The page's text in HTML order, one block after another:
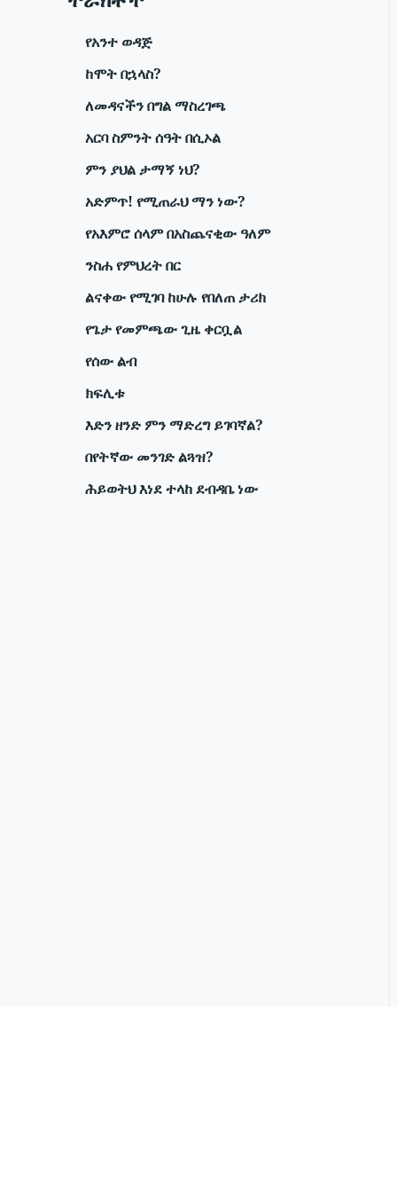
የአንተ ወዳጅ
ከሞት በኋላስ?
ለመዳናችን በግል ማስረገጫ
አርባ ስምንት ሰዓት በሲኦል
ምን ያህል ታማኝ ነህ?
አድምጥ! የሚጠራህ ማን ነው?
የአእምሮ ሰላም በአስጨናቂው ዓለም
ንስሐ የምህረት በር
ልናቀው የሚገባ ከሁሉ የበለጠ ታሪክ
የጌታ የመምጫው ጊዜ ቀርቧል
የሰው ልብ
ክፍሊቱ
እድን ዘንድ ምን ማድረግ ይገባኛል?
በየትኛው መንገድ ልጓዝ?
ሕይወትህ እነደ ተላከ ደብዳቤ ነው